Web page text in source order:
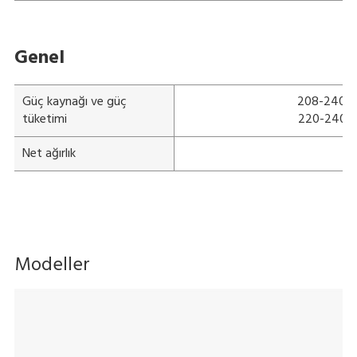
Genel
Güç kaynağı ve güç
tüketimi
208-240
220-240
Net ağırlık
Modeller